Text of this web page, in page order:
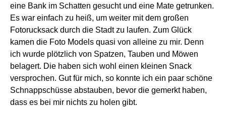
eine Bank im Schatten gesucht und eine Mate getrunken.
Es war einfach zu heiß, um weiter mit dem großen
Fotorucksack durch die Stadt zu laufen. Zum Glück
kamen die Foto Models quasi von alleine zu mir. Denn
ich wurde plötzlich von Spatzen, Tauben und Möwen
belagert. Die haben sich wohl einen kleinen Snack
versprochen. Gut für mich, so konnte ich ein paar schöne
Schnappschüsse abstauben, bevor die gemerkt haben,
dass es bei mir nichts zu holen gibt.